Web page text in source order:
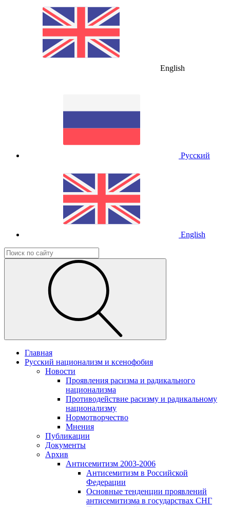
English
Русский
English
Главная
Русский национализм и ксенофобия
Новости
Проявления расизма и радикального
национализма
Противодействие расизму и радикальному
национализму
Нормотворчество
Мнения
Публикации
Документы
Архив
Антисемитизм 2003-2006
Антисемитизм в Российской
Федерации
Основные тенденции проявлений
антисемитизма в государствах СНГ